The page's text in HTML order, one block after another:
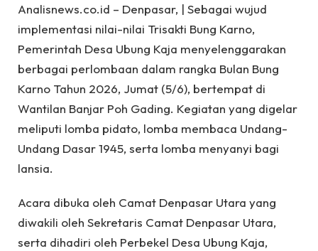
Analisnews.co.id – Denpasar, | Sebagai wujud
implementasi nilai-nilai Trisakti Bung Karno,
Pemerintah Desa Ubung Kaja menyelenggarakan
berbagai perlombaan dalam rangka Bulan Bung
Karno Tahun 2026, Jumat (5/6), bertempat di
Wantilan Banjar Poh Gading. Kegiatan yang digelar
meliputi lomba pidato, lomba membaca Undang-
Undang Dasar 1945, serta lomba menyanyi bagi
lansia.
Acara dibuka oleh Camat Denpasar Utara yang
diwakili oleh Sekretaris Camat Denpasar Utara,
serta dihadiri oleh Perbekel Desa Ubung Kaja,